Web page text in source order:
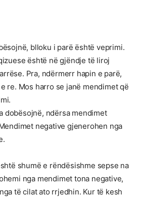
blloku i parë është veprimi.
është në gjëndje të liroj
Pra, ndërmerr hapin e parë,
re. Mos harro se janë mendimet që
dobësojnë, ndërsa mendimet
negative gjenerohen nga
shumë e rëndësishme sepse na
nga mendimet tona negative,
të cilat ato rrjedhin. Kur të kesh